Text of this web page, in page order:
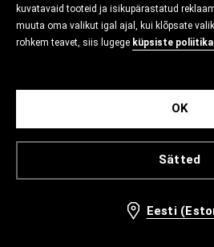
kuvatavaid tooteid ja isikupärastatud
muuta oma valikut igal ajal, kui klõpsate
rohkem teavet, siis lugege küpsiste
Sätted
OK
Eesti